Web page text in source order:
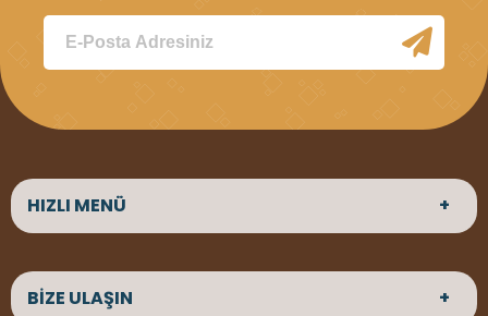
HIZLI MENÜ
ANASAYFA
HAKKIMIZDA
ÜRÜNLER
BİZE ULAŞIN